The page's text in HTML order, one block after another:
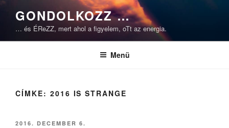
Tartalomhoz
GONDOLKOZZ …
… és ÉReZZ, mert ahol a figyelem, oTt az energia.
Menü
CÍMKE: 2016 IS STRANGE
BEKÜLDVE:
2016. DECEMBER 6.